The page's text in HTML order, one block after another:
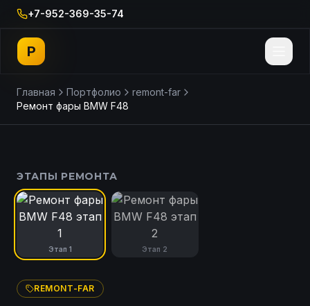
+7-952-369-35-74
P
Главная Портфолио
remont-far
Ремонт фары BMW F48
ЭТАПЫ РЕМОНТА
Этап 1 Этап 2
REMONT-FAR